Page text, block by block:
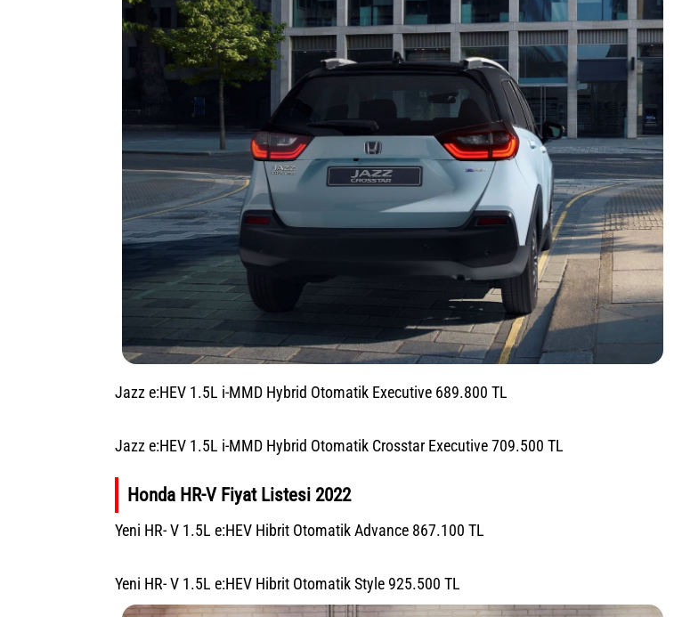
Jazz e:HEV 1.5L i-MMD Hybrid Otomatik Executive 689.800 TL
Jazz e:HEV 1.5L i-MMD Hybrid Otomatik Crosstar Executive 709.500 TL
Honda HR-V Fiyat Listesi 2022
Yeni HR- V 1.5L e:HEV Hibrit Otomatik Advance 867.100 TL
Yeni HR- V 1.5L e:HEV Hibrit Otomatik Style 925.500 TL